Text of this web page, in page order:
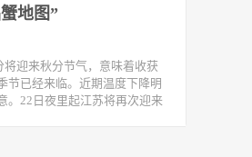
地图”
迎来秋分节气，意味着收获
节已经来临。近期温度下降明
。22日夜里起江苏将再次迎来